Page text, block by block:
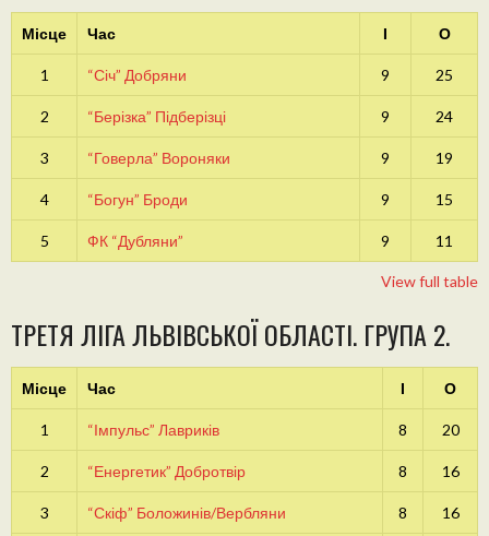
Місце Час І О
1 “Січ” Добряни 9 25
2 “Берізка” Підберізці 9 24
3 “Говерла” Вороняки 9 19
4 “Богун” Броди 9 15
5 ФК “Дубляни” 9 11
View full table
ТРЕТЯ ЛІГА ЛЬВІВСЬКОЇ ОБЛАСТІ. ГРУПА 2.
Місце Час І О
1 “Імпульс” Лавриків 8 20
2 “Енергетик” Добротвір 8 16
3 “Скіф” Боложинів/Вербляни 8 16